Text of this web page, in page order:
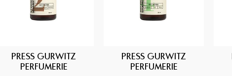
PRESS GURWITZ
PERFUMERIE
PRESS GURWITZ
PERFUMERIE